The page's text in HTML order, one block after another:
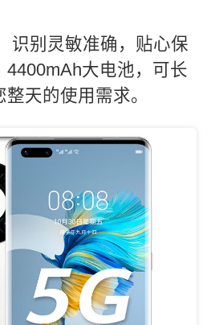
识别灵敏准确，贴心保
4400mAh大电池，可长
天的使用需求。